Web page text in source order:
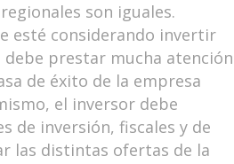
son iguales.
esté considerando invertir
prestar mucha atención
de éxito de la empresa
el inversor debe
de inversión, fiscales y de
las distintas ofertas de la